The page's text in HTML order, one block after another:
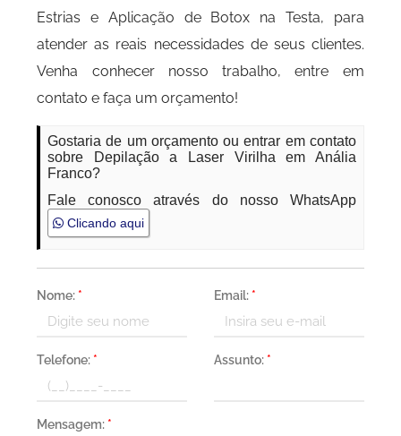
Estrias e Aplicação de Botox na Testa, para
atender as reais necessidades de seus clientes.
Venha conhecer nosso trabalho, entre em
contato e faça um orçamento!
Gostaria de um orçamento ou entrar em contato
sobre Depilação a Laser Virilha em Anália
Franco?
Fale conosco através do nosso WhatsApp
Clicando aqui
Nome: * Email: *
Telefone: * Assunto: *
Mensagem: *